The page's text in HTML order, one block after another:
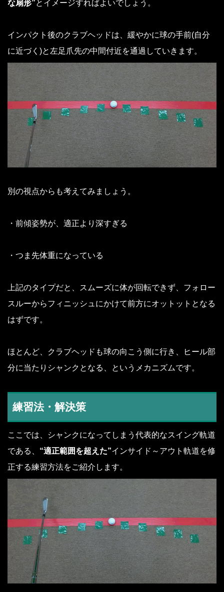
な扇形”とイメージすればよいでしょう。
インパクト後のクラブヘッドは、緩やかに球の手前(自分
に近づく)と左足爪先の中間付近を通過していきます。
別の視点からも考えてみましょう。
・前傾姿勢が、適正より深すぎる
・つま先体重になっている
上記のタイプだと、スムーズに体が回転できず、フォロー
スルーからフィニッシュにかけて前方にオットットとなる
はずです。
ほとんど、クラブヘッドも球の向こう側に行き、ヒール部
分に当たりシャンクとなる、というメカニズムです。
練習法・解決策
ここでは、シャンクになってしまう代表的なスイング軌道
である、 “適正範囲を超えた”インサイド～アウト軌道を修
正する練習方法をご紹介します。